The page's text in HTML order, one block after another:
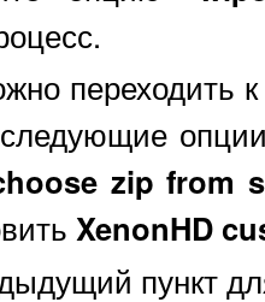
переходить
zip from
XenonHD
пункт